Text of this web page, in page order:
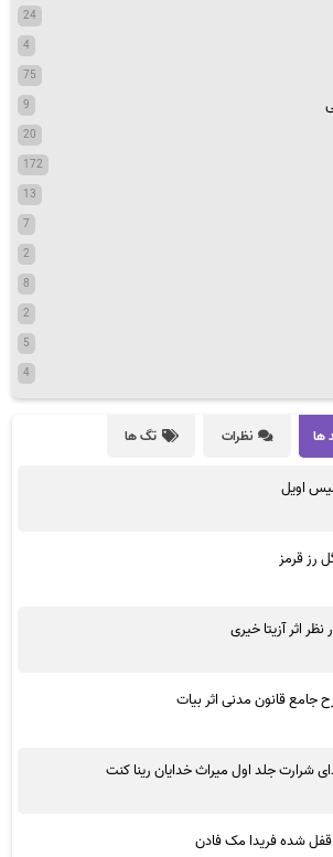
24
4
75
9
20
172
13
7
2
8
2
5
4
ها نظرات تگ ها
اویل
رز قرمز
اثر آزیتا خیری
جامع قانون مدنی اثر بیات
شرارت جلد اول میراث خدایان رینا کنت
قفل شده فریدا مک فادن